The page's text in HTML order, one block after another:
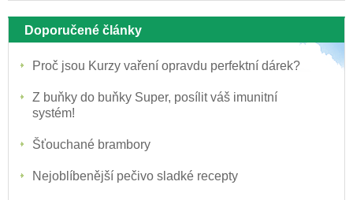
Doporučené články
Proč jsou Kurzy vaření opravdu perfektní dárek?
Z buňky do buňky Super, posílit váš imunitní
systém!
Šťouchané brambory
Nejoblíbenější pečivo sladké recepty